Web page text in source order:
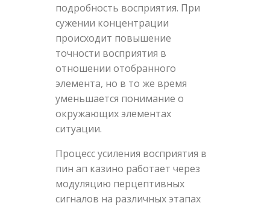
подробность восприятия. При
сужении концентрации
происходит повышение
точности восприятия в
отношении отобранного
элемента, но в то же время
уменьшается понимание о
окружающих элементах
ситуации.
Процесс усиления восприятия в
пин ап казино работает через
модуляцию перцептивных
сигналов на различных этапах